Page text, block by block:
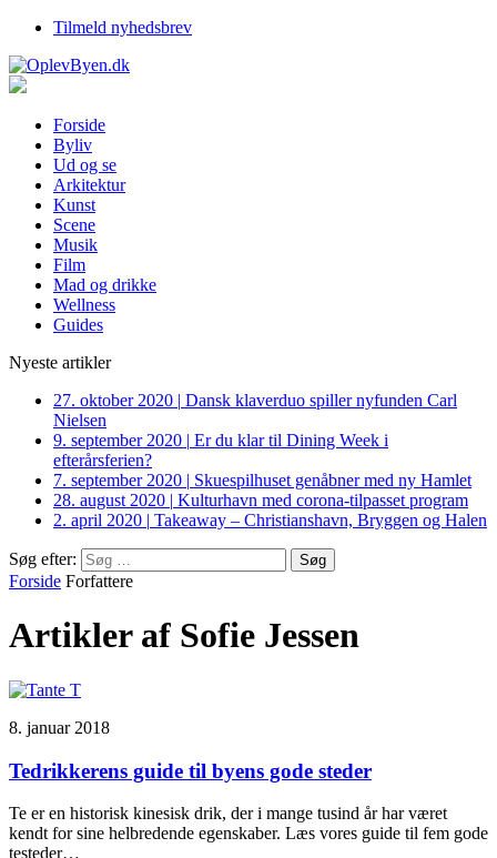
Tilmeld nyhedsbrev
Forside
Byliv
Ud og se
Arkitektur
Kunst
Scene
Musik
Film
Mad og drikke
Wellness
Guides
Nyeste artikler
27. oktober 2020 | Dansk klaverduo spiller nyfunden Carl
Nielsen
9. september 2020 | Er du klar til Dining Week i
efterårsferien?
7. september 2020 | Skuespilhuset genåbner med ny Hamlet
28. august 2020 | Kulturhavn med corona-tilpasset program
2. april 2020 | Takeaway – Christianshavn, Bryggen og Halen
Søg efter:
Forside Forfattere
Artikler af Sofie Jessen
8. januar 2018
Tedrikkerens guide til byens gode steder
Te er en historisk kinesisk drik, der i mange tusind år har været
kendt for sine helbredende egenskaber. Læs vores guide til fem gode
testeder…